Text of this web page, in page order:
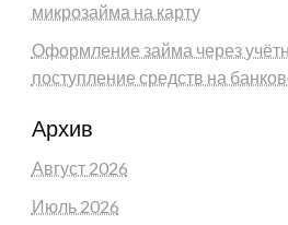
микрозайма на карту
Оформление займа через
поступление средств на
Архив
Август 2026
Июль 2026